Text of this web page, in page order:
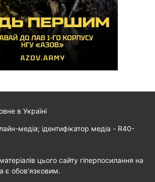
в Україні
медіа; ідентифікатор медіа - R40-
цього сайту гіперпосилання на
є обов'язковим.